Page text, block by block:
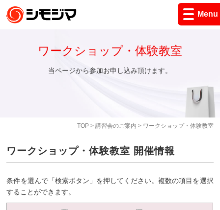
Menu
TOP> 講習会のご案内 > ワークショップ・体験教室
ワークショップ・体験教室
当ページから参加お申し込み頂けます。
ワークショップ・体験教室 開催情報
条件を選んで「検索ボタン」を押してください。複数の項目を選択
することができます。